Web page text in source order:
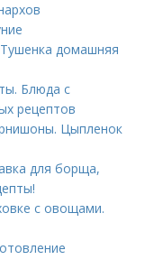
домашняя
Блюда с
рецептов
Цыпленок
для борща,
с овощами.